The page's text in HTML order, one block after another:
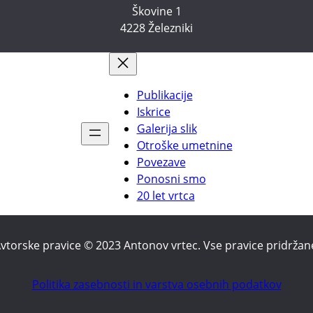
Škovine 1
4228 Železniki
Publikacije
Iskrice
Galerija slik
Otroške umetnine
Povezave
Ponosni smo
20 let vrtca
pravice © 2023 Antonov vrtec. Vse pravice
Politika zasebnosti in varstva osebnih podatkov